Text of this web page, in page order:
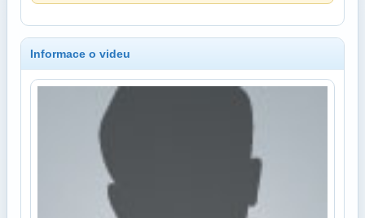
Informace o videu